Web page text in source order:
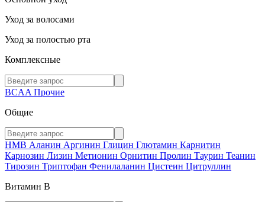
Уход за волосами
Уход за полостью рта
Комплексные
BCAA Прочие
Общие
HMB Аланин Аргинин Глицин Глютамин Карнитин
Карнозин Лизин Метионин Орнитин Пролин Таурин Теанин
Тирозин Триптофан Фенилаланин Цистеин Цитруллин
Витамин В